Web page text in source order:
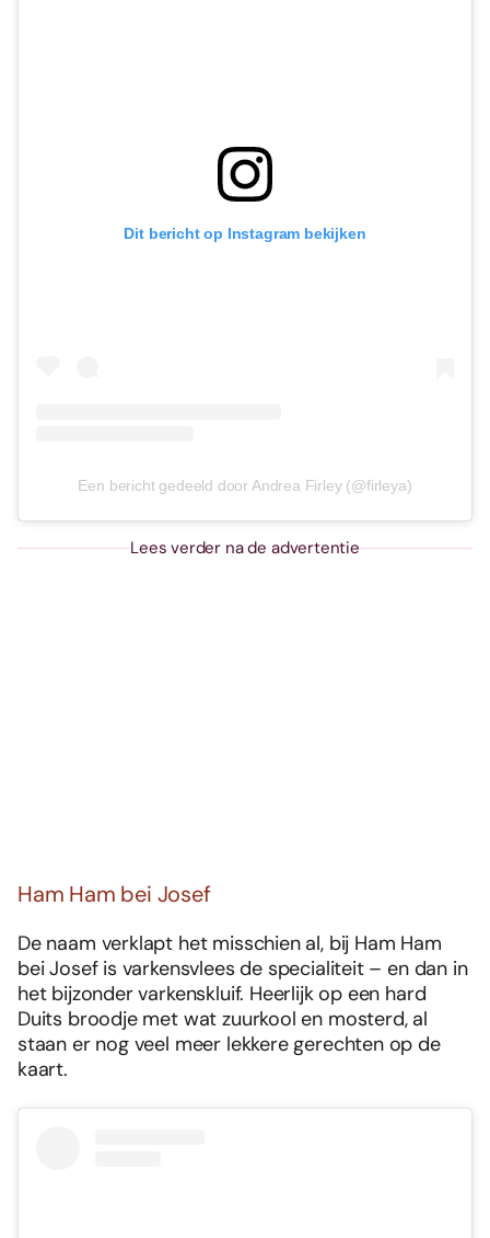
Dit bericht op Instagram bekijken
Een bericht gedeeld door Andrea Firley (@firleya)
Lees verder na de advertentie
Ham Ham bei Josef
De naam verklapt het misschien al, bij Ham Ham
bei Josef is varkensvlees de specialiteit – en dan in
het bijzonder varkenskluif. Heerlijk op een hard
Duits broodje met wat zuurkool en mosterd, al
staan er nog veel meer lekkere gerechten op de
kaart.